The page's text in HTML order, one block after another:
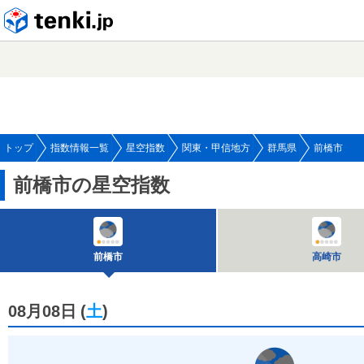
トップ 指数情報一覧 星空指数 関東・甲信地方 群馬県 前橋市
前橋市の星空指数
前橋市 高崎市
08月08日 (土)